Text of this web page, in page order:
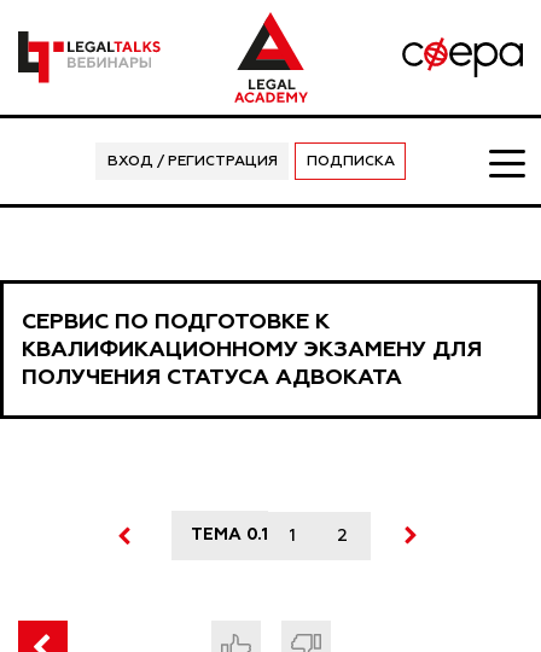
ВХОД / РЕГИСТРАЦИЯ ПОДПИСКА
СЕРВИС ПО ПОДГОТОВКЕ К
КВАЛИФИКАЦИОННОМУ ЭКЗАМЕНУ ДЛЯ
ПОЛУЧЕНИЯ СТАТУСА АДВОКАТА
ТЕМА 0.1 1 2